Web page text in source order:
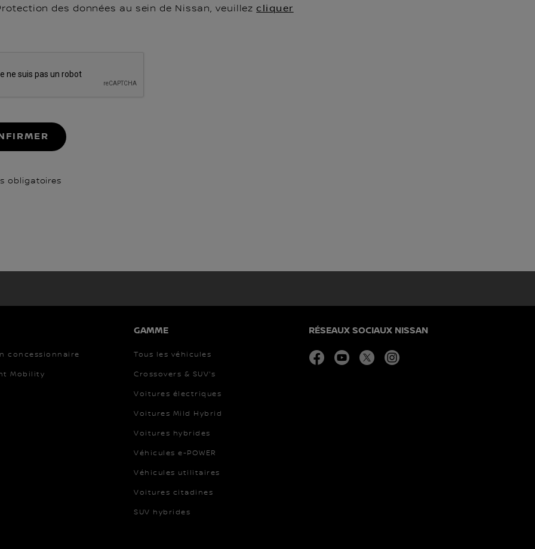
des données au sein de Nissan, veuillezcliquer
obligatoires
concessionnaire
Mobility
GAMME
Tous les véhicules
Crossovers & SUV's
Voitures électriques
Voitures Mild Hybrid
Voitures hybrides
Véhicules e-POWER
Véhicules utilitaires
Voitures citadines
SUV hybrides
RÉSEAUX SOCIAUX NISSAN
facebookyoutubetwitter